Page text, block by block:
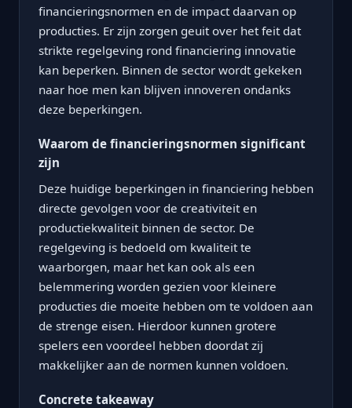
financieringsnormen en de impact daarvan op
producties. Er zijn zorgen geuit over het feit dat
strikte regelgeving rond financiering innovatie
kan beperken. Binnen de sector wordt gekeken
naar hoe men kan blijven innoveren ondanks
deze beperkingen.
Waarom de financieringsnormen significant
zijn
Deze huidige beperkingen in financiering hebben
directe gevolgen voor de creativiteit en
productiekwaliteit binnen de sector. De
regelgeving is bedoeld om kwaliteit te
waarborgen, maar het kan ook als een
belemmering worden gezien voor kleinere
producties die moeite hebben om te voldoen aan
de strenge eisen. Hierdoor kunnen grotere
spelers een voordeel hebben doordat zij
makkelijker aan de normen kunnen voldoen.
Concrete takeaway